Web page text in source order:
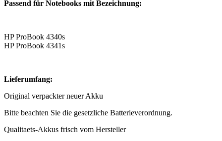
Passend für Notebooks mit Bezeichnung:
HP ProBook 4340s
HP ProBook 4341s
Lieferumfang:
Original verpackter neuer Akku
Bitte beachten Sie die gesetzliche Batterieverordnung.
Qualitaets-Akkus frisch vom Hersteller